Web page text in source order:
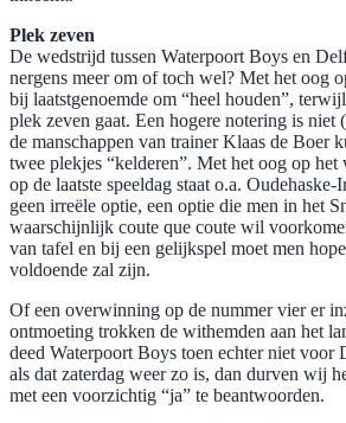
Plek zeven
De wedstrijd tussen Waterpoort Boys en
nergens meer om of toch wel? Met het oog
bij laatstgenoemde om “heel houden”,
plek zeven gaat. Een hogere notering is niet
de manschappen van trainer Klaas de Boer
twee plekjes “kelderen”. Met het oog op
op de laatste speeldag staat o.a.
geen irreële optie, een optie die men in het
waarschijnlijk coute que coute wil
van tafel en bij een gelijkspel moet men
voldoende zal zijn.
Of een overwinning op de nummer vier er
ontmoeting trokken de withemden aan het
deed Waterpoort Boys toen echter niet voor
als dat zaterdag weer zo is, dan durven wij
met een voorzichtig “ja” te beantwoorden.